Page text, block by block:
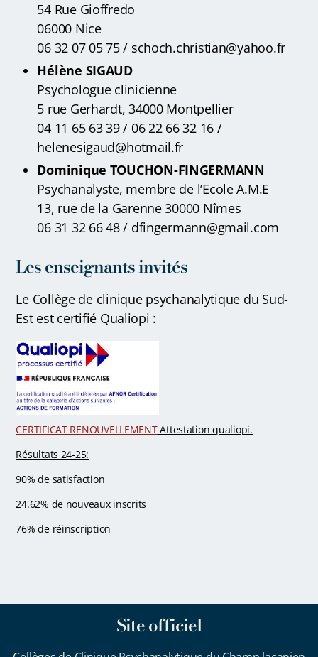
54 Rue Gioffredo
06000 Nice
06 32 07 05 75 / schoch.christian@yahoo.fr
Hélène SIGAUD
Psychologue clinicienne
5 rue Gerhardt, 34000 Montpellier
04 11 65 63 39 / 06 22 66 32 16 /
helenesigaud@hotmail.fr
Dominique TOUCHON-FINGERMANN
Psychanalyste, membre de l’Ecole A.M.E
13, rue de la Garenne 30000 Nîmes
06 31 32 66 48 / dfingermann@gmail.com
Les enseignants invités
Le Collège de clinique psychanalytique du Sud-
Est est certifié Qualiopi :
CERTIFICAT RENOUVELLEMENTAttestation qualiopi.
Résultats 24-25:
90% de satisfaction
24.62% de nouveaux inscrits
76% de réinscription
Site officiel